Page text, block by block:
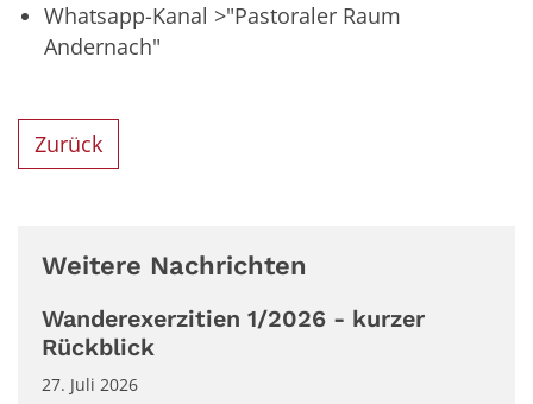
Whatsapp-Kanal >"Pastoraler Raum
Andernach"
Zurück
Weitere Nachrichten
Wanderexerzitien 1/2026 - kurzer
Rückblick
27. Juli 2026